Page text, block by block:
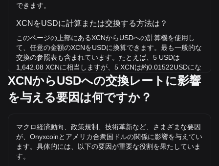
できます。
XCNをUSDに計算または交換する方法は？
このページの上部にあるXCNからUSDへの計算機を使用し
て、任意の金額のXCNをUSDに換算できます。最も一般的な
交換の参照表も含まれています。たとえば、5 USDは
1,642.08 XCNに相当しますが、5 XCNは約0.01522USDにな
ります。
XCN/USDの史上最高値は？
ん。
USDでのの価格動向は？
過去7日間で、Onyxcoin（XCN）の交換レートは1.65%上昇
XCNからUSDへの交換レートに影響
を与える要因は何ですか？
マクロ経済動向、政策規制、技術革新など、さまざまな要因
が、Onyxcoinとアメリカ合衆国ドルの関係に影響を与えてい
ます。具体的には、以下の要因が重要な役割を果たしていま
す。